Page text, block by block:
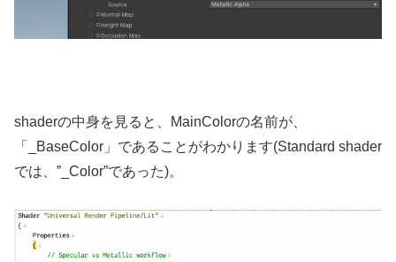
shaderの中身を見ると、MainColorの名前が、
「_BaseColor」であることがわかります(Standard shader
では、”_Color”であった)。